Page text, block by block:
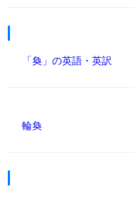
「奐」の英語・英訳
輪奐